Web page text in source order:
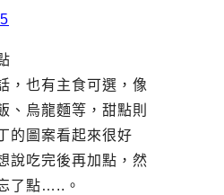
，也有主食可選，像
、烏龍麵等，甜點則
的圖案看起來很好
說吃完後再加點，然
了點…..。